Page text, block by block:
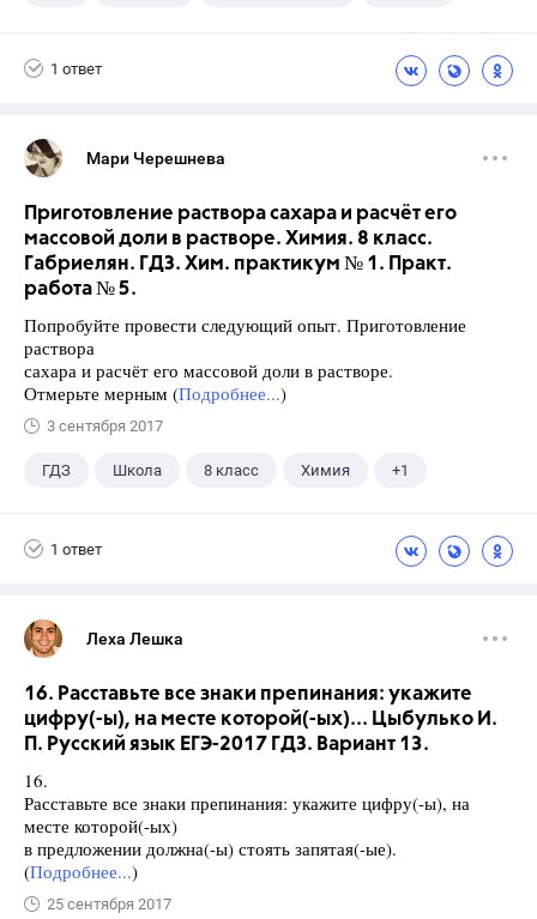
1 ответ
Мари Черешнева
Приготовление раствора сахара и расчёт его
массовой доли в растворе. Химия. 8 класс.
Габриелян. ГДЗ. Хим. практикум № 1. Практ.
работа № 5.
Попробуйте провести следующий опыт. Приготовление
раствора
сахара и расчёт его массовой доли в растворе.
Отмерьте мерным (Подробнее...)
3 сентября 2017
ГДЗ Школа 8 класс Химия +1
1 ответ
Леха Лешка
16. Расставьте все знаки препинания: укажите
цифру(-ы), на месте которой(-ых)... Цыбулько И.
П. Русский язык ЕГЭ-2017 ГДЗ. Вариант 13.
16.
Расставьте все знаки препинания: укажите цифру(-ы), на
месте которой(-ых)
в предложении должна(-ы) стоять запятая(-ые).
(Подробнее...)
25 сентября 2017